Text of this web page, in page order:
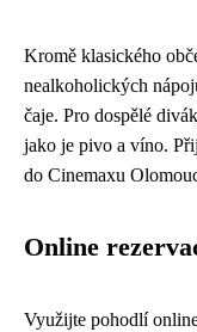
Kromě klasického
nealkoholických
čaje. Pro dospělé
jako je pivo a víno.
do Cinemaxu
Online
Využijte pohodlí